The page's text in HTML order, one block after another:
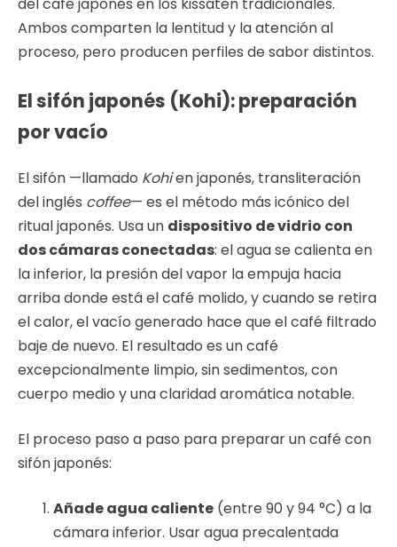
Ambos comparten la lentitud y la atención al
proceso, pero producen perfiles de sabor distintos.
El sifón japonés (Kohi): preparación
por vacío
El sifón —llamado Kohien japonés, transliteración
del inglés coffee— es el método más icónico del
ritual japonés. Usa un dispositivo de vidrio con
dos cámaras conectadas: el agua se calienta en
la inferior, la presión del vapor la empuja hacia
arriba donde está el café molido, y cuando se retira
el calor, el vacío generado hace que el café filtrado
baje de nuevo. El resultado es un café
excepcionalmente limpio, sin sedimentos, con
cuerpo medio y una claridad aromática notable.
El proceso paso a paso para preparar un café con
sifón japonés:
Añade agua caliente (entre 90 y 94 °C) a la
cámara inferior. Usar agua precalentada